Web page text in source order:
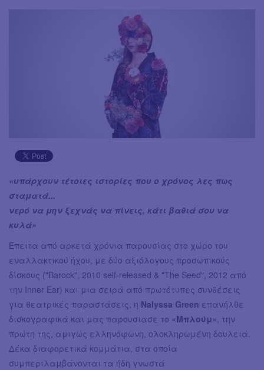
«υπάρχουν τέτοιες ιστορίες που ο χρόνος λες πως
σταματά...
νερό να μην ξεχνάς να πίνεις, κάτι βαθιά σου να
κυλά»
Έπειτα από αρκετά χρόνια παρουσίας στο χώρο του
εναλλακτικού ήχου, με δύο αξιόλογους προσωπικούς
δίσκους ("Barock", 2010 self-released & "The Seed", 2012 από
την Inner Ear) και μια σειρά από πρωτότυπες συνθέσεις
για θεατρικές παραστάσεις, η Nalyssa Green επανήλθε
δισκογραφικά και μας παρουσιασε το «Μπλούμ» , την
πρώτη της, αμιγώς ελληνόφωνη, ολοκληρωμένη δουλειά.
Δέκα διαφορετικά κομμάτια, στα οποία
συμπεριλαμβάνονται τα ήδη γνωστά